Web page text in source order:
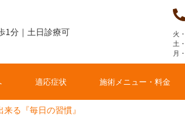
1分｜土日診療可
火
土
月
適応症状 施術メニュー・料金
る『毎日の習慣』